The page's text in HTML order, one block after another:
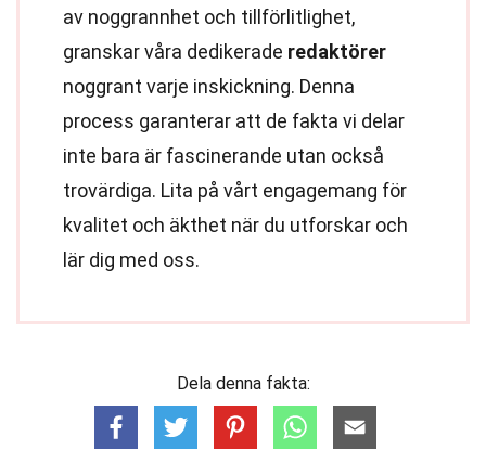
av noggrannhet och tillförlitlighet,
granskar våra dedikerade redaktörer
noggrant varje inskickning. Denna
process garanterar att de fakta vi delar
inte bara är fascinerande utan också
trovärdiga. Lita på vårt engagemang för
kvalitet och äkthet när du utforskar och
lär dig med oss.
Dela denna fakta: